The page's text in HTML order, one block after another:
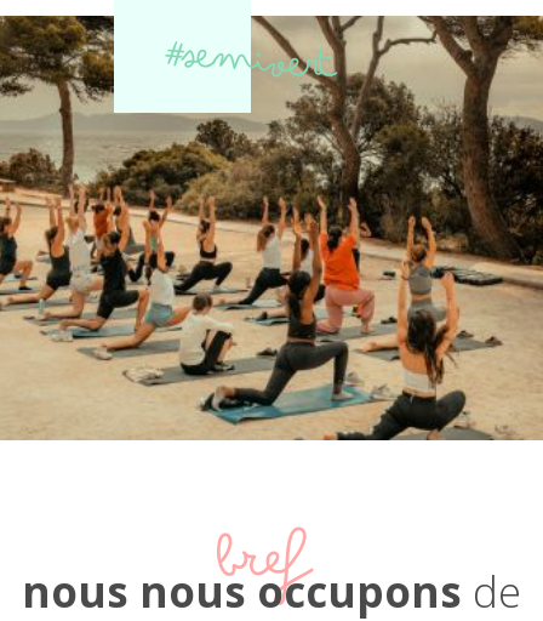
#semivert
nous nous occupons de
bref